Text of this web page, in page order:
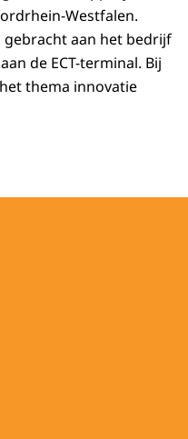
Westfalen.
aan het bedrijf
de ECT-terminal. Bij
thema innovatie